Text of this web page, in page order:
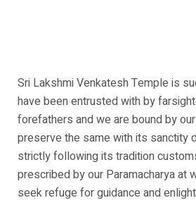
Sri Lakshmi Venkatesh Temple is
have been entrusted with by
forefathers and we are bound by
preserve the same with its sanctity
strictly following its tradition
prescribed by our Paramacharya at
seek refuge for guidance and